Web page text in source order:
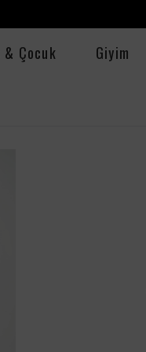
& Çocuk Giyim